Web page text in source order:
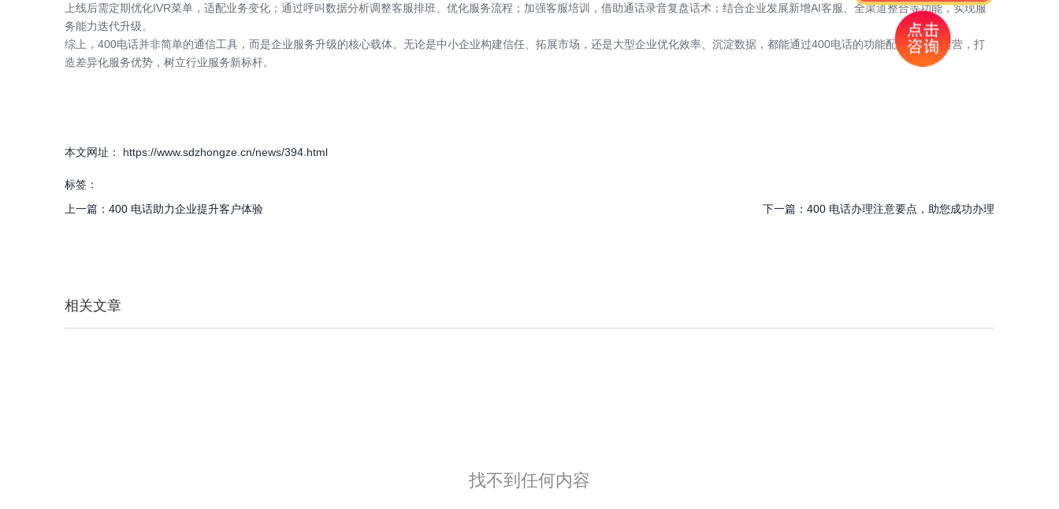
上线后需定期优化IVR菜单，适配业务变化；通过呼叫数据分析调整客服排班、优化服务流程；加强客服培训，借助通话录音复盘话术；结合企业发展新增AI客服、全渠道整合等功能，实现服
务能力迭代升级。
综上，400电话并非简单的通信工具，而是企业服务升级的核心载体。无论是中小企业构建信任、拓展市场，还是大型企业优化效率、沉淀数据，都能通过400电话的功能配置与精细运营，打
造差异化服务优势，树立行业服务新标杆。
本文网址： https://www.sdzhongze.cn/news/394.html
标签：
上一篇： 400 电话助力企业提升客户体验 下一篇： 400 电话办理注意要点，助您成功办理
相关文章
找不到任何内容